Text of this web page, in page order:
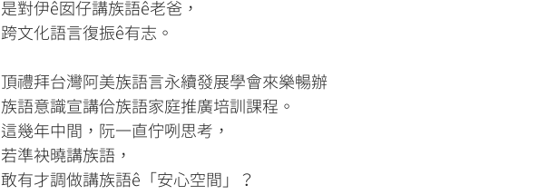
是對伊ê囡仔講族語ê老爸，
跨文化語言復振ê有志。
頂禮拜台灣阿美族語言永續發展學會來樂暢辦
族語意識宣講佮族語家庭推廣培訓課程。
這幾年中間，阮一直佇咧思考，
若準袂曉講族語，
敢有才調做講族語ê「安心空間」？